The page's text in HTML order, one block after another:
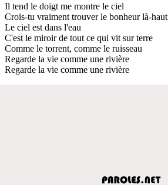
Il tend le doigt me montre le ciel
Crois-tu vraiment trouver le bonheur là-haut
Le ciel est dans l'eau
C'est le miroir de tout ce qui vit sur terre
Comme le torrent, comme le ruisseau
Regarde la vie comme une rivière
Regarde la vie comme une rivière